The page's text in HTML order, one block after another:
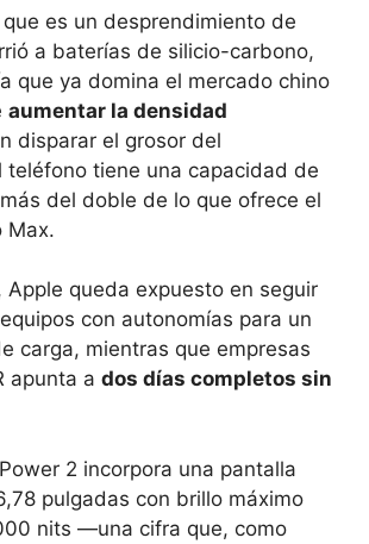
es un desprendimiento de
a baterías de silicio-carbono,
que ya domina el mercado chino
aumentar la densidad
disparar el grosor del
teléfono tiene una capacidad de
del doble de lo que ofrece el
Max.
Apple queda expuesto en seguir
con autonomías para un
carga, mientras que empresas
apunta a dos días completos sin
2 incorpora una pantalla
pulgadas con brillo máximo
nits —una cifra que, como